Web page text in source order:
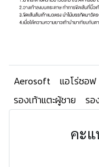
Aerosoft แอโร่ซอฟ
รองเท้าแตะผู้ชาย
รอ
คะ